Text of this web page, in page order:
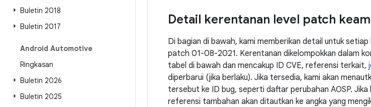
Buletin 2018
Buletin 2017
Android Automotive
Ringkasan
Buletin 2026
Buletin 2025
Detail kerentanan level patch
Di bagian di bawah, kami memberikan detail untuk
patch 01-08-2021. Kerentanan dikelompokkan dalam
tabel di bawah dan mencakup ID CVE, referensi terkait,
diperbarui (jika berlaku). Jika tersedia, kami akan
tersebut ke ID bug, seperti daftar perubahan AOSP.
referensi tambahan akan ditautkan ke angka yang